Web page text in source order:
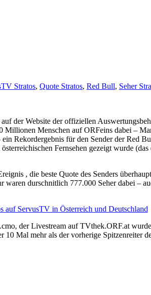
Stratos, Quote Stratos, Red Bull, Seher
der Website der offiziellen
Menschen auf ORFeins dabei –
Rekordergebnis für den Sender der Red
Fernsehen gezeigt wurde
, die beste Quote des Senders
durschnitlich 777.000 Seher dabei –
der Livestream auf TVthek.ORF.at
Mal mehr als der vorherige Spitzenreiter